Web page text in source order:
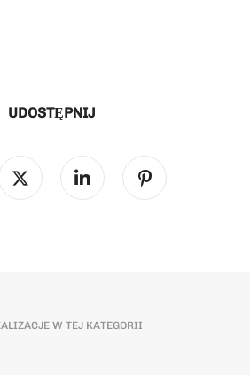
UDOSTĘPNIJ
W TEJ KATEGORII